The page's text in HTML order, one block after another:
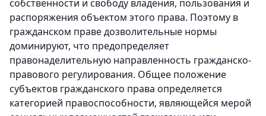
собственности и свободу владения, пользования и
распоряжения объектом этого права. Поэтому в
гражданском праве дозволительные нормы
доминируют, что предопределяет
правонаделительную направленность гражданско-
правового регулирования. Общее положение
субъектов гражданского права определяется
категорией правоспособности, являющейся мерой